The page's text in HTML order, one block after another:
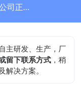
山东天合环境科技有限公司正在为您服务
主研发、生产，厂
留下联系方式 ，稍
解决方案。